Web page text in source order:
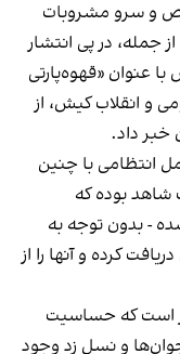
و سرو مشروبات
جمله، در پی انتشار
با عنوان «قهوه‌پارتی
و انقلاب کیش، از
خبر داد.
انتظامی با چنین
شاهد بوده که
- بدون توجه به
کرده و آنها را از
است که حساسیت
و نسل زد وجود